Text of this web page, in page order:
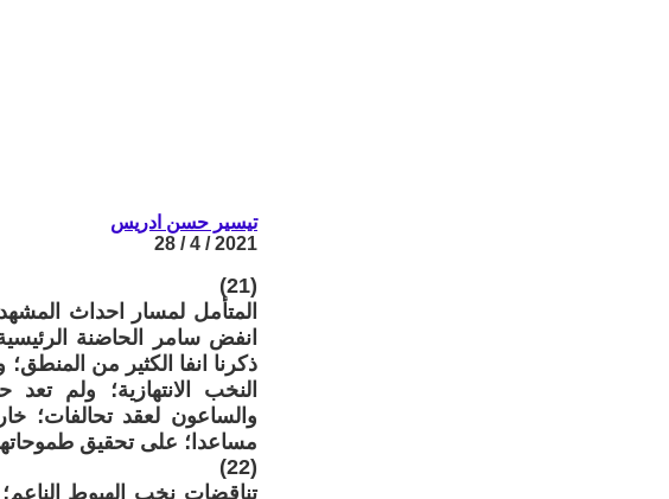
تيسير حسن ادريس
2021 / 4 / 28
(21)
المتأمل لمسار احداث
انفض سامر الحاضنة
ذكرنا انفا الكثير من
النخب الانتهازية؛ ولم
والساعون لعقد تحالفات؛
مساعدا؛ على تحقيق
(22)
تناقضات نخب الهبوط